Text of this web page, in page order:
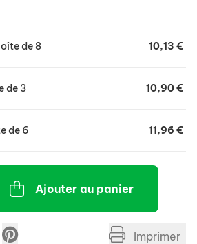
de 8 10,13 €
de 3 10,90 €
de 6 11,96 €
Ajouter au panier
Imprimer